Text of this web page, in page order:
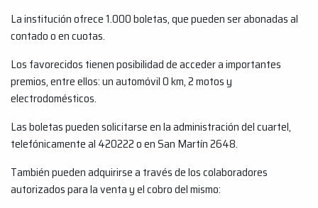
La institución ofrece 1.000 boletas, que pueden ser abonadas al
contado o en cuotas.
Los favorecidos tienen posibilidad de acceder a importantes
premios, entre ellos: un automóvil 0 km, 2 motos y
electrodomésticos.
Las boletas pueden solicitarse en la administración del cuartel,
telefónicamente al 420222 o en San Martín 2648.
También pueden adquirirse a través de los colaboradores
autorizados para la venta y el cobro del mismo: